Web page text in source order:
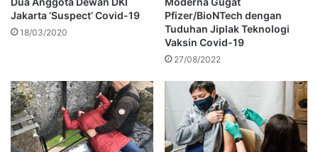
Jakarta ‘Suspect’ Covid-19
18/03/2020
Pfizer/BioNTech dengan
Tuduhan Jiplak Teknologi
Vaksin Covid-19
27/08/2022